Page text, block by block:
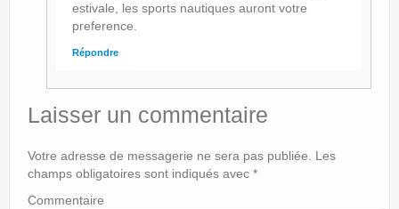
estivale, les sports nautiques auront votre
preference.
Répondre
Laisser un commentaire
Votre adresse de messagerie ne sera pas publiée.
Les
champs obligatoires sont indiqués avec *
Commentaire